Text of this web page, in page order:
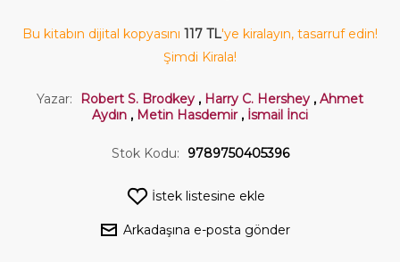
Bu kitabın dijital kopyasını 117 TL'ye kiralayın, tasarruf edin!
Şimdi Kirala!
Yazar: Robert S. Brodkey , Harry C. Hershey , Ahmet
Aydın , Metin Hasdemir , İsmail İnci
Stok Kodu: 9789750405396
İstek listesine ekle
Arkadaşına e-posta gönder